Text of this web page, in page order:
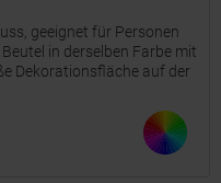
geeignet für Personen
in derselben Farbe mit
Dekorationsfläche auf der